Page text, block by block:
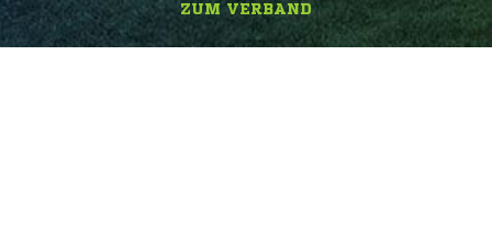
ZUM VERBAND